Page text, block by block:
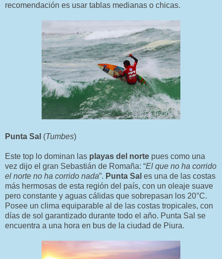
recomendación es usar tablas medianas o chicas.
Punta Sal (Tumbes)
Este top lo dominan las playas del norte pues como una
vez dijo el gran Sebastián de Romaña: “El que no ha corrido
el norte no ha corrido nada”. Punta Sal es una de las costas
más hermosas de esta región del país, con un oleaje suave
pero constante y aguas cálidas que sobrepasan los 20°C.
Posee un clima equiparable al de las costas tropicales, con
días de sol garantizado durante todo el año. Punta Sal se
encuentra a una hora en bus de la ciudad de Piura.